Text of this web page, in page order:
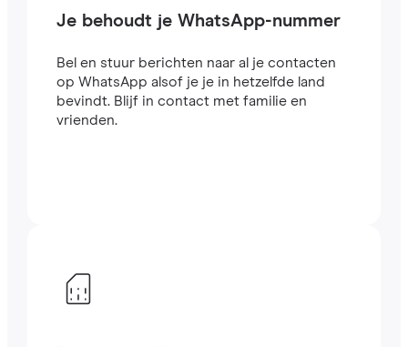
Je behoudt je WhatsApp-nummer
Bel en stuur berichten naar al je contacten
op WhatsApp alsof je je in hetzelfde land
bevindt. Blijf in contact met familie en
vrienden.